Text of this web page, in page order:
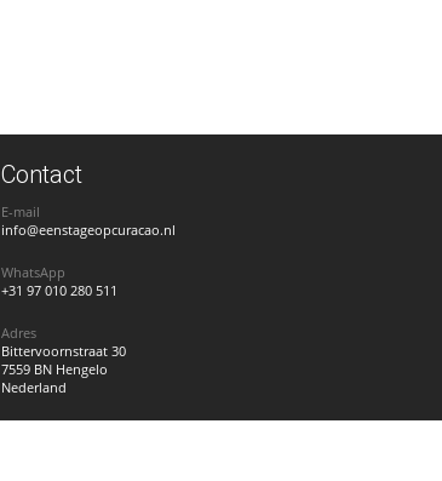
Contact
E-mail
info@eenstageopcuracao.nl
WhatsApp
+31 97 010 280 511
Adres
Bittervoornstraat 30
7559 BN Hengelo
Nederland